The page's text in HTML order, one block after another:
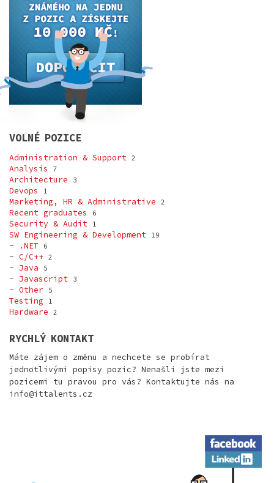
VOLNÉ POZICE
Administration & Support 2
Analysis 7
Architecture 3
Devops 1
Marketing, HR & Administrative 2
Recent graduates 6
Security & Audit 1
SW Engineering & Development 19
- .NET 6
- C/C++ 2
- Java 5
- Javascript 3
- Other 5
Testing 1
Hardware 2
RYCHLÝ KONTAKT
Máte zájem o změnu a nechcete se probírat
jednotlivými popisy pozic? Nenašli jste mezi
pozicemi tu pravou pro vás? Kontaktujte nás na
info@ittalents.cz
Facebook
LinkedIn